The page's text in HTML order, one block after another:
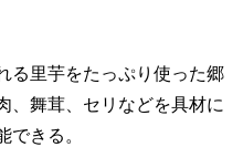
る里芋をたっぷり使った郷
、舞茸、セリなどを具材に
できる。